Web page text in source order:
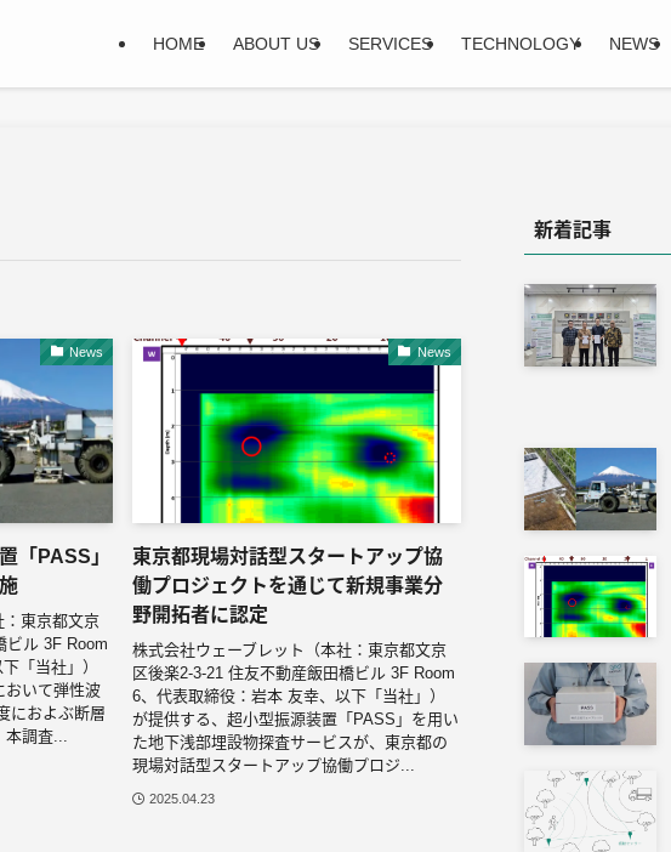
HOME ABOUT US SERVICES TECHNOLOGY NEWS
News
「PASS」
：東京都文京
ビル 3F Room
「当社」）
おいて弾性波
におよぶ断層
調査...
News
東京都現場対話型スタートアップ協
働プロジェクトを通じて新規事業分
野開拓者に認定
株式会社ウェーブレット（本社：東京都文京
区後楽2-3-21 住友不動産飯田橋ビル 3F Room
6、代表取締役：岩本 友幸、以下「当社」）
が提供する、超小型振源装置「PASS」を用い
た地下浅部埋設物探査サービスが、東京都の
現場対話型スタートアップ協働プロジ...
2025.04.23
新着記事